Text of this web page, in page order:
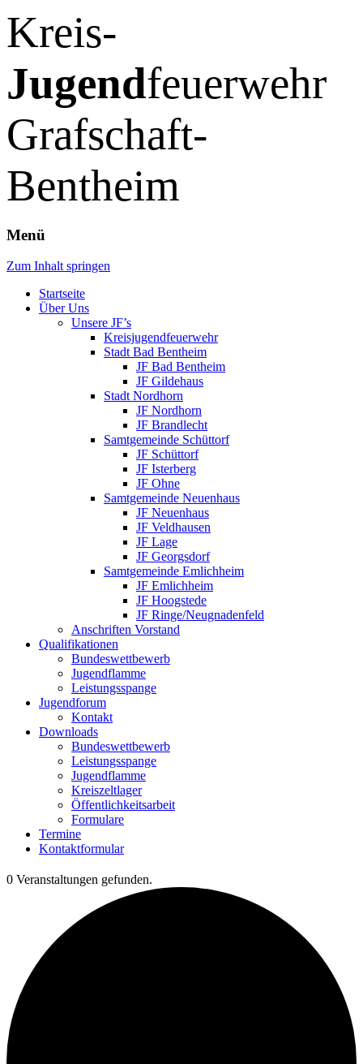
Kreis-
Jugendfeuerwehr
Grafschaft-
Bentheim
Menü
Zum Inhalt springen
Startseite
Über Uns
Unsere JF’s
Kreisjugendfeuerwehr
Stadt Bad Bentheim
JF Bad Bentheim
JF Gildehaus
Stadt Nordhorn
JF Nordhorn
JF Brandlecht
Samtgemeinde Schüttorf
JF Schüttorf
JF Isterberg
JF Ohne
Samtgemeinde Neuenhaus
JF Neuenhaus
JF Veldhausen
JF Lage
JF Georgsdorf
Samtgemeinde Emlichheim
JF Emlichheim
JF Hoogstede
JF Ringe/Neugnadenfeld
Anschriften Vorstand
Qualifikationen
Bundeswettbewerb
Jugendflamme
Leistungsspange
Jugendforum
Kontakt
Downloads
Bundeswettbewerb
Leistungsspange
Jugendflamme
Kreiszeltlager
Öffentlichkeitsarbeit
Formulare
Termine
Kontaktformular
0 Veranstaltungen gefunden.